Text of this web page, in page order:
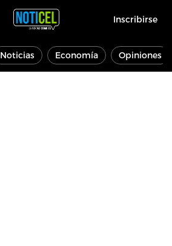
Inscribirse
Noticias Economía Opiniones